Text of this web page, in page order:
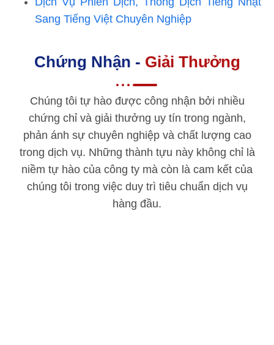
Sang Tiếng Việt Chuyên Nghiệp
Chứng Nhận - Giải Thưởng
Chúng tôi tự hào được công nhận bởi nhiều
chứng chỉ và giải thưởng uy tín trong ngành,
phản ánh sự chuyên nghiệp và chất lượng cao
trong dịch vụ. Những thành tựu này không chỉ là
niềm tự hào của công ty mà còn là cam kết của
chúng tôi trong việc duy trì tiêu chuẩn dịch vụ
hàng đầu.